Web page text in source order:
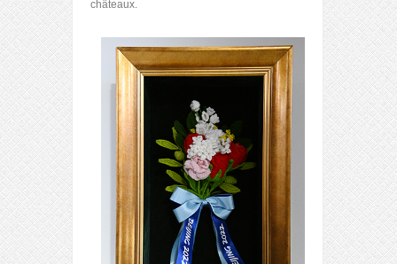
châteaux.